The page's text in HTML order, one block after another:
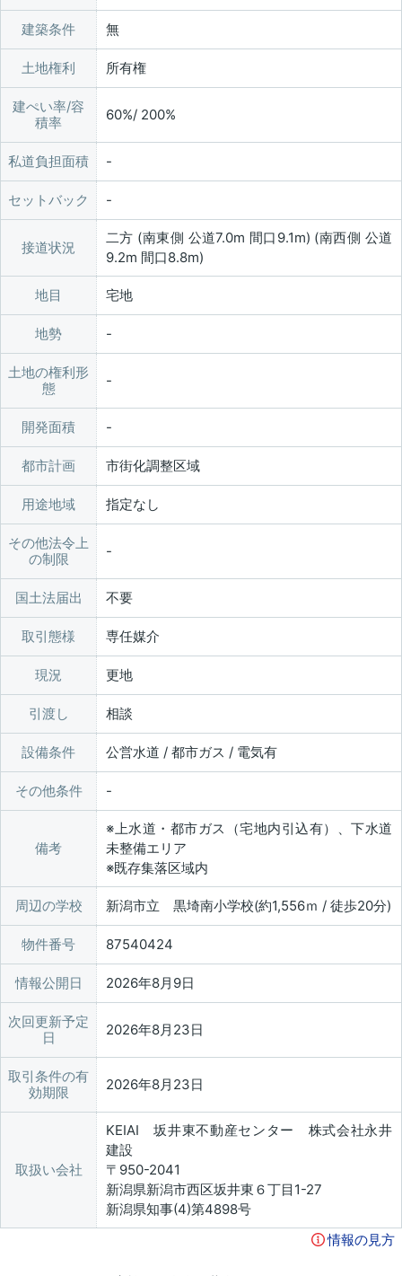
建築条件 無
土地権利 所有権
建ぺい率/容
積率
60%/ 200%
私道負担面積
セットバック
接道状況
二方 (南東側 公道7.0m 間口9.1m) (南西側 公道
9.2m 間口8.8m)
地目 宅地
地勢
土地の権利形
態
開発面積
都市計画 市街化調整区域
用途地域 指定なし
その他法令上
の制限
国土法届出 不要
取引態様 専任媒介
現況 更地
引渡し 相談
設備条件 公営水道 / 都市ガス / 電気有
その他条件
備考
※上水道・都市ガス（宅地内引込有）、下水道
未整備エリア
※既存集落区域内
周辺の学校 新潟市立 黒埼南小学校(約1,556ｍ / 徒歩20分)
物件番号 87540424
情報公開日 2026年8月9日
次回更新予定
日
2026年8月23日
取引条件の有
効期限
2026年8月23日
取扱い会社
KEIAI 坂井東不動産センター 株式会社永井
建設
〒950-2041
新潟県新潟市西区坂井東６丁目1-27
新潟県知事(4)第4898号
情報の見方